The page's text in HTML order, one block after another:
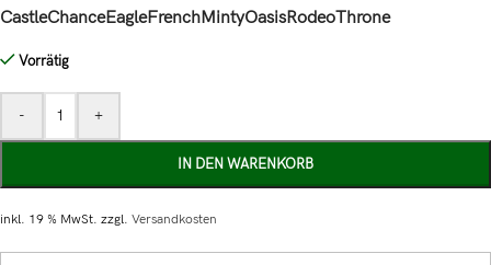
CastleChanceEagleFrenchMintyOasisRodeoThrone
Vorrätig
- +
IN DEN WARENKORB
inkl. 19 % MwSt. zzgl. Versandkosten